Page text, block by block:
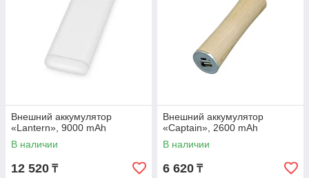
Внешний аккумулятор
«Lantern», 9000 mAh
В наличии
12 520 ₸
Внешний аккумулятор
«Captain», 2600 mAh
В наличии
6 620 ₸